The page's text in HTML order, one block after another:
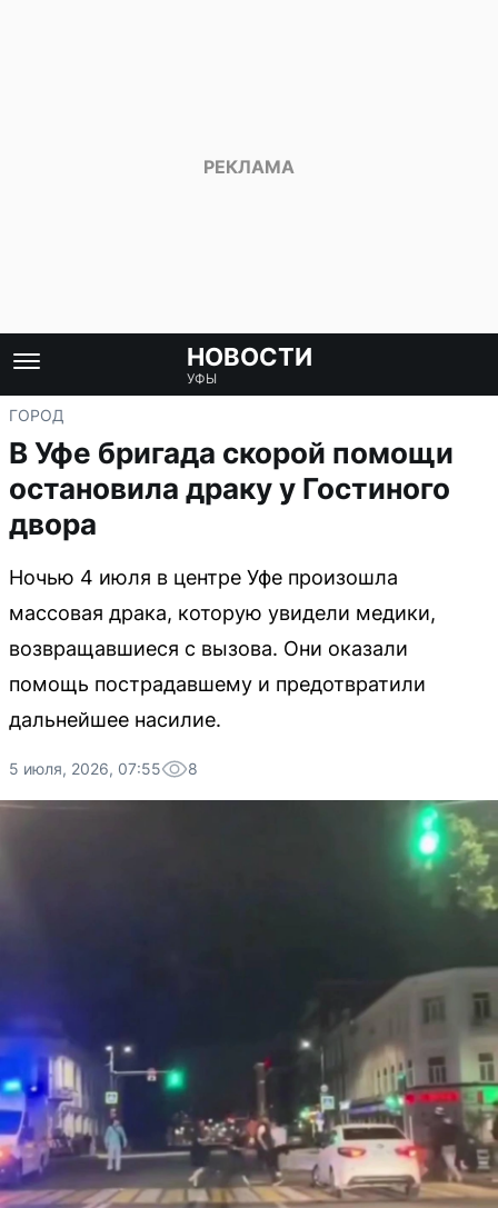
НОВОСТИ
УФЫ
ГОРОД
В Уфе бригада скорой помощи
остановила драку у Гостиного
двора
Ночью 4 июля в центре Уфе произошла
массовая драка, которую увидели медики,
возвращавшиеся с вызова. Они оказали
помощь пострадавшему и предотвратили
дальнейшее насилие.
5 июля, 2026, 07:55 8